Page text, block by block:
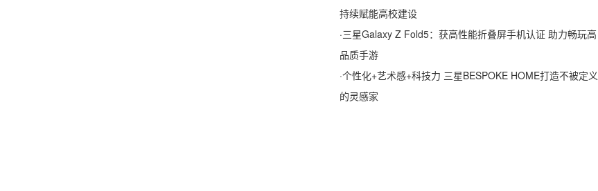
持续赋能高校建设
·三星Galaxy Z Fold5：获高性能折叠屏手机认证 助力畅玩高
品质手游
·个性化+艺术感+科技力 三星BESPOKE HOME打造不被定义
的灵感家